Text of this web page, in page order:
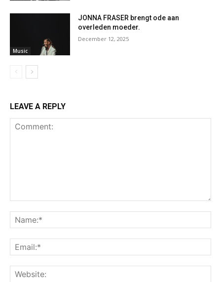
Music
JONNA FRASER brengt ode aan
overleden moeder.
December 12, 2025
LEAVE A REPLY